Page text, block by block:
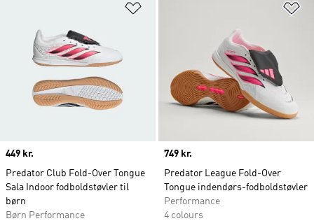
Price
449 kr.
Predator Club Fold-Over Tongue
Sala Indoor fodboldstøvler til
børn
Børn Performance
Price
749 kr.
Predator League Fold-Over
Tongue indendørs-fodboldstøvler
Performance
4 colours